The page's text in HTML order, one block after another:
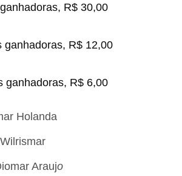
R$ 30,00
ganhadoras, R$ 12,00
ganhadoras, R$ 6,00
Holanda
Araujo